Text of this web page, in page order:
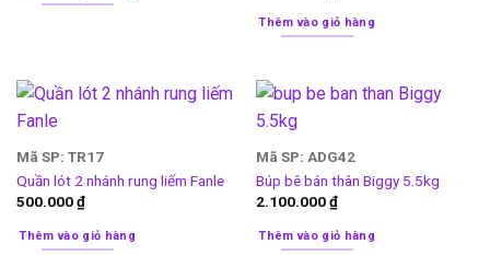
Thêm vào giỏ hàng
Mã SP: TR17
Quần lót 2 nhánh rung liếm Fanle
500.000₫
Thêm vào giỏ hàng
Mã SP: ADG42
Búp bê bán thân Biggy 5.5kg
2.100.000₫
Thêm vào giỏ hàng